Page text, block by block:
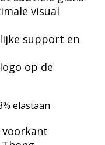
visual
support en
op de
elastaan